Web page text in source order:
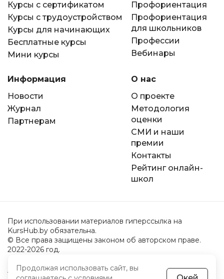
Курсы с сертификатом
Курсы с трудоустройством
Курсы для начинающих
Бесплатные курсы
Мини курсы
Профориентация
Профориентация
для школьников
Профессии
Вебинары
Информация
Новости
Журнал
Партнерам
О нас
О проекте
Методология
оценки
СМИ и наши
премии
Контакты
Рейтинг онлайн-
школ
При использовании материалов гиперссылка на
KursHub.by обязательна.
© Все права защищены законом об авторском праве.
2022-2026 год.
Пользовательское соглашение
Продолжая использовать сайт, вы